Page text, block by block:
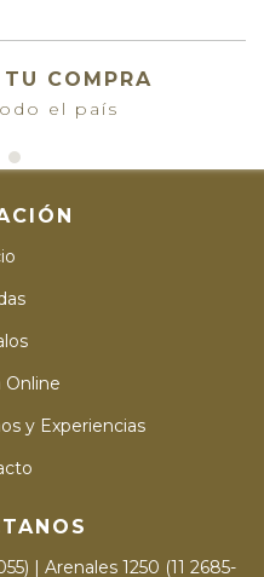
COMPRA
el país
Online
y Experiencias
| Arenales 1250 (11 2685-